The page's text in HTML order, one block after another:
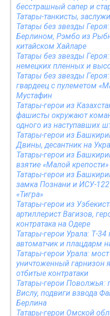
бесстрашный сапер и
Татары-танкисты,
Татары без звезды
Берлином, Рэмбо из
китайском Хайларе
Татары без звезды
немецких пленных и
Татары без звезды
гвардеец с пулеметом
Мустафин
Татары-герои из
фашисты окружают
одного из наступавших
Татары-герои из
Двины, десантник на
Татары-герои из
взятие «Малой
Татары-герои из
замка Познани и ИСУ-
«Тигра»
Татары-герои из
артиллерист Вагизов,
контратака на Одере
Татары-герои Урала: Т-
автоматчик и плацдарм
Татары-герои Урала:
уничтоженный гарнизон
отбитые контратаки
Татары-герои Поволжья:
Вислу, подвиги взвода
Берлина
Татары-герои Омской